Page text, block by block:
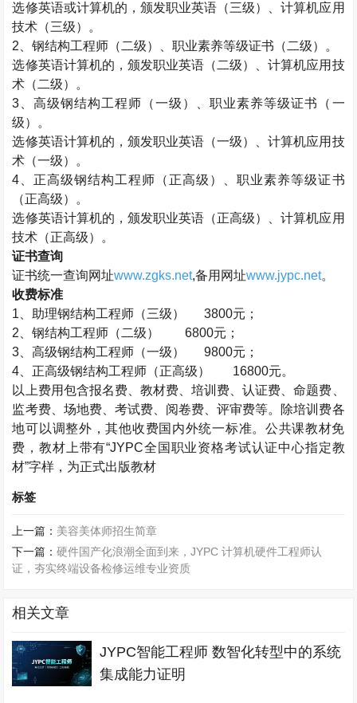
选修英语或计算机的，颁发职业英语（三级）、计算机应用
技术（三级）。
2 、钢结构工程师（二级）、职业素养等级证书（二级）。
选修英语计算机的，颁发职业英语（二级）、计算机应用技
术（二级）。
3 、高级钢结构工程师（一级）、职业素养等级证书（一
级）。
选修英语计算机的，颁发职业英语（一级）、计算机应用技
术（一级）。
4 、正高级钢结构工程师（正高级）、职业素养等级证书
（正高级）。
选修英语计算机的，颁发职业英语（正高级）、计算机应用
技术（正高级）。
证书查询
证书统一查询网址www.zgks.net,备用网址www.jypc.net。
收费标准
1 、助理钢结构工程师（三级） 3800元；
2 、钢结构工程师（二级） 6800元；
3 、高级钢结构工程师（一级） 9800元；
4 、正高级钢结构工程师（正高级） 16800元。
以上费用包含报名费、教材费、培训费、认证费、命题费、
监考费、场地费、考试费、阅卷费、评审费等。除培训费各
地可以调整外，其他收费国内外统一标准。公共课教材免
费，教材上带有“JYPC全国职业资格考试认证中心指定教
材”字样，为正式出版教材
标签
上一篇： 美容美体师招生简章
下一篇：硬件国产化浪潮全面到来，JYPC 计算机硬件工程师认
证，夯实终端设备检修运维专业资质
相关文章
JYPC智能工程师 数智化转型中的系统
集成能力证明